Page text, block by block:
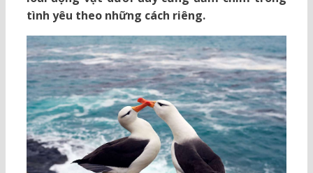
tình yêu theo những cách riêng.